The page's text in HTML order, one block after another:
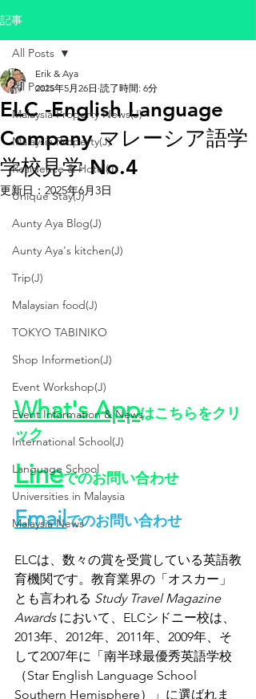
記事
All Posts
Malaysia Property News(J)
Malaysia Property(J)
Residence & Hotel(J)
Unique Stay(J)
Aunty Aya Blog(J)
Aunty Aya's kitchen(J)
Trip(J)
Malaysian food(J)
TOKYO TABINIKO
Shop Informetion(J)
Event Workshop(J)
Event Information & News
International School(J)
Language School
Universities in Malaysia
Malaysia News
All Posts
ELC -English Language
Company マレーシア語学
学校見学 No.4
Erik & Aya
2025年5月26日 読了時間: 6分
更新日： 2025年6月3日
What's Appはこちらをクリ
ック
Lineでのお問い合わせ
Emailでのお問い合わせ
ELCは、数々の賞を受賞している英語教
育機関です。教育業界の「オスカー」
とも言われる Study Travel Magazine
Awards において、ELCシドニー校は、
2013年、2012年、2011年、2009年、そ
して2007年に「南半球最優秀英語学校
（Star English Language School
Southern Hemisphere）」に選ばれま